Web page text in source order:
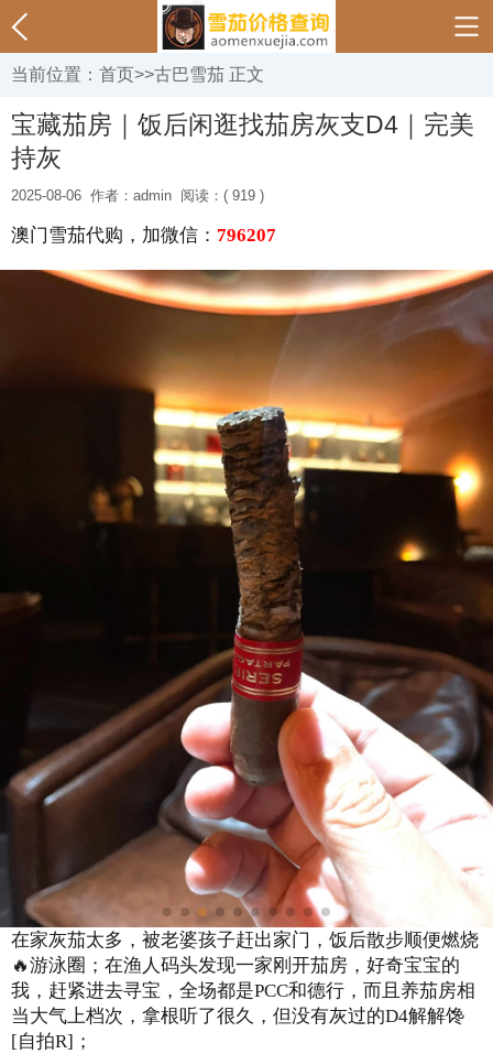
当前位置： 首页>>古巴雪茄 正文
宝藏茄房｜饭后闲逛找茄房灰支D4｜完美
持灰
2025-08-06 作者：admin 阅读：( 919 )
澳门雪茄代购，加微信： 796207
在家灰茄太多，被老婆孩子赶出家门，饭后散步顺便燃烧
🔥游泳圈；在渔人码头发现一家刚开茄房，好奇宝宝的
我，赶紧进去寻宝，全场都是PCC和德行，而且养茄房相
当大气上档次，拿根听了很久，但没有灰过的D4解解馋
[自拍R]；